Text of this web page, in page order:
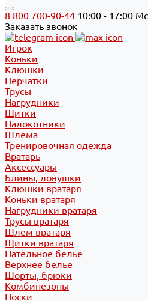
8 800 700-90-44 10:00 - 17:00
Заказать звонок
Игрок
Коньки
Клюшки
Перчатки
Трусы
Нагрудники
Щитки
Налокотники
Шлема
Тренировочная одежда
Вратарь
Аксессуары
Блины, ловушки
Клюшки вратаря
Коньки вратаря
Нагрудники вратаря
Трусы вратаря
Шлем вратаря
Щитки вратаря
Нательное белье
Верхнее белье
Шорты, брюки
Комбинезоны
Носки